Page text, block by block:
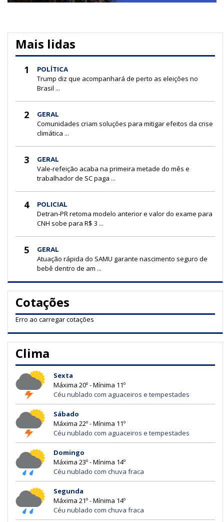
Mais lidas
1 POLÍTICA
Trump diz que acompanhará de perto as eleições no
Brasil ...
2 GERAL
Comunidades criam soluções para mitigar efeitos da crise
climática ...
3 GERAL
Vale-refeição acaba na primeira metade do mês e
trabalhador de SC paga ...
4 POLICIAL
Detran-PR retoma modelo anterior e valor do exame para
CNH sobe para R$ 3 ...
5 GERAL
Atuação rápida do SAMU garante nascimento seguro de
bebê dentro de am ...
Cotações
Erro ao carregar cotações
Clima
Sexta
Máxima 20º - Mínima 11º
Céu nublado com aguaceiros e tempestades
Sábado
Máxima 22º - Mínima 11º
Céu nublado com aguaceiros e tempestades
Domingo
Máxima 23º - Mínima 14º
Céu nublado com chuva fraca
Segunda
Máxima 21º - Mínima 14º
Céu nublado com chuva fraca